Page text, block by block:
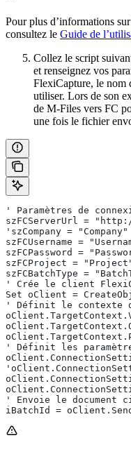
Pour plus d’informations
consultez le Guide de
Collez le script
et renseignez vos
FlexiCapture, le nom
utiliser. Lors de son
de M-Files vers FC
une fois le fichier
' Paramètres de
szFCServerUrl =
'szCompany =
szFCUsername =
szFCPassword =
szFCProject =
szFCBatchType =
' Crée le client
Set oClient =
' Définit le contexte
' Définit les
' Envoie le document
iBatchId =